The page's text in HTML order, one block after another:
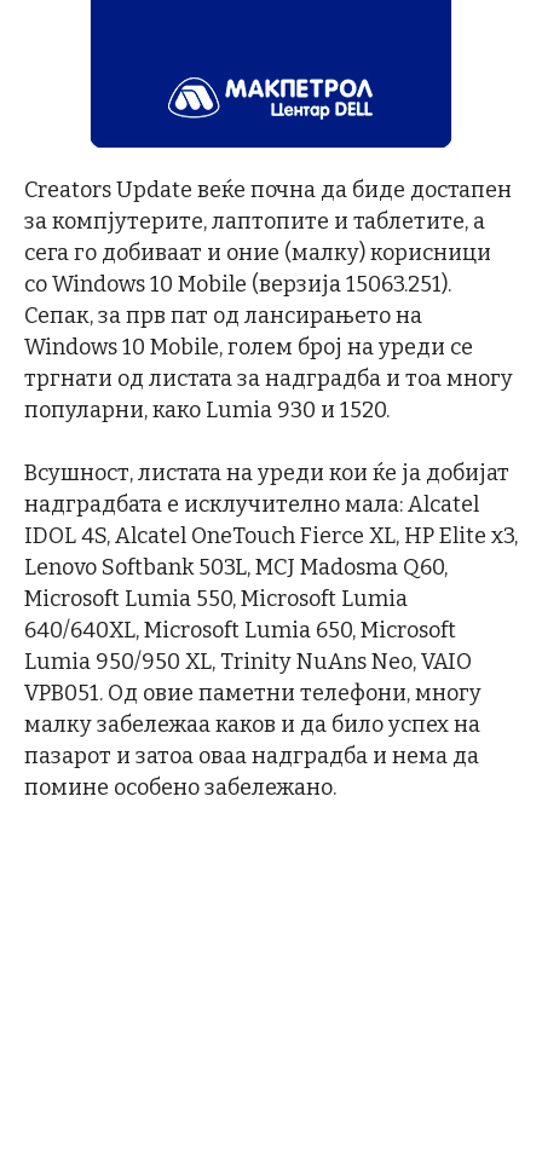
Creators Update веќе почна да биде достапен
за компјутерите, лаптопите и таблетите, а
сега го добиваат и оние (малку) корисници
со Windows 10 Mobile (верзија 15063.251).
Сепак, за прв пат од лансирањето на
Windows 10 Mobile, голем број на уреди се
тргнати од листата за надградба и тоа многу
популарни, како Lumia 930 и 1520.
Всушност, листата на уреди кои ќе ја добијат
надградбата е исклучително мала: Alcatel
IDOL 4S, Alcatel OneTouch Fierce XL, HP Elite x3,
Lenovo Softbank 503L, MCJ Madosma Q60,
Microsoft Lumia 550, Microsoft Lumia
640/640XL, Microsoft Lumia 650, Microsoft
Lumia 950/950 XL, Trinity NuAns Neo, VAIO
VPB051. Од овие паметни телефони, многу
малку забележаа каков и да било успех на
пазарот и затоа оваа надградба и нема да
помине особено забележано.